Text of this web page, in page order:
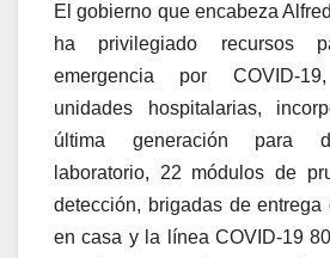
El gobierno que encabeza
ha privilegiado recursos
emergencia por COVID-
unidades hospitalarias,
última generación para
laboratorio, 22 módulos de
detección, brigadas de entrega
en casa y la línea COVID-19